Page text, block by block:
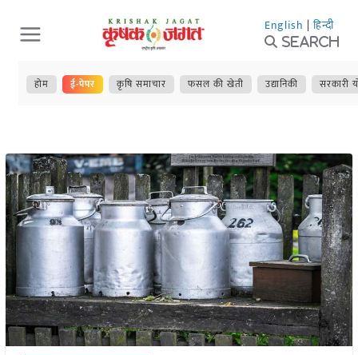
Skip
to
content
English | हिन्दी
Search
होम ई-पेपर कृषि समाचार फसल की खेती उद्यानिकी सरकारी